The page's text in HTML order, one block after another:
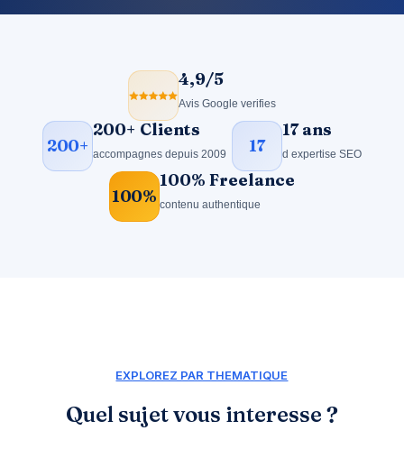
stars
4,9/5
Avis Google verifies
200+
200+ Clients
accompagnes depuis 2009 17
17 ans
d expertise SEO
100%
100% Freelance
contenu authentique
EXPLOREZ PAR THEMATIQUE
Quel sujet vous interesse ?